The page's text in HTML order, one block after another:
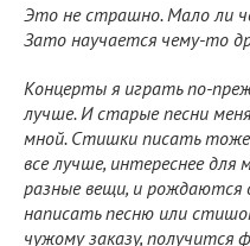
Это не страшно. Мало ли
Зато научается чему-то
Концерты я играть по-
лучше. И старые песни
мной. Стишки писать тоже
все лучше, интереснее для
разные вещи, и рождаются
написать песню или
чужому заказу, получится